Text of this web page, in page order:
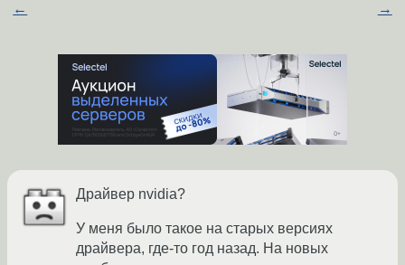
← →
Драйвер nvidia?
У меня было такое на старых версиях
драйвера, где-то год назад. На новых